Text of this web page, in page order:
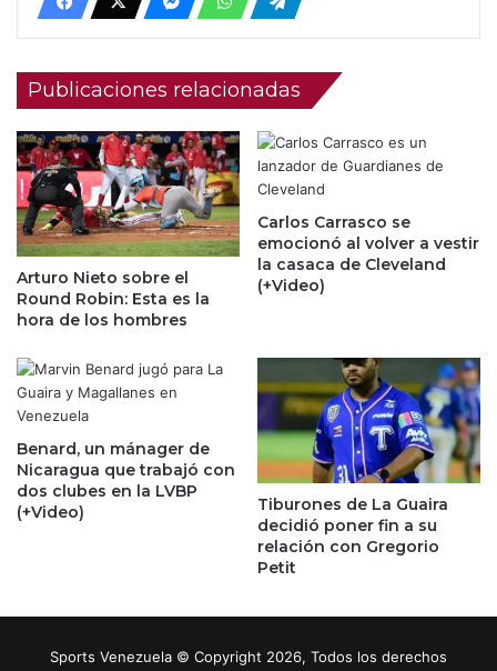
Publicaciones relacionadas
Arturo Nieto sobre el
Round Robin: Esta es la
hora de los hombres
Carlos Carrasco se
emocionó al volver a vestir
la casaca de Cleveland
(+Video)
Benard, un mánager de
Nicaragua que trabajó con
dos clubes en la LVBP
(+Video)
Tiburones de La Guaira
decidió poner fin a su
relación con Gregorio
Petit
Sports Venezuela © Copyright 2026, Todos los derechos